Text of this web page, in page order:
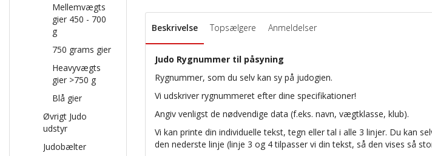
Mellemvægts
gier 450 - 700
g
750 grams gier
Heavyvægts
gier >750 g
Blå gier
Øvrigt Judo
udstyr
Judobælter
Beskrivelse Topsælgere Anmeldelser
Judo Rygnummer til påsyning
Rygnummer, som du selv kan sy på judogien.
Vi udskriver rygnummeret efter dine specifikationer!
Angiv venligst de nødvendige data (f.eks. navn, vægtklasse, klub).
Vi kan printe din individuelle tekst, tegn eller tal i alle 3 linjer. Du kan
den nederste linje (linje 3 og 4 tilpasser vi din tekst, så den vises så